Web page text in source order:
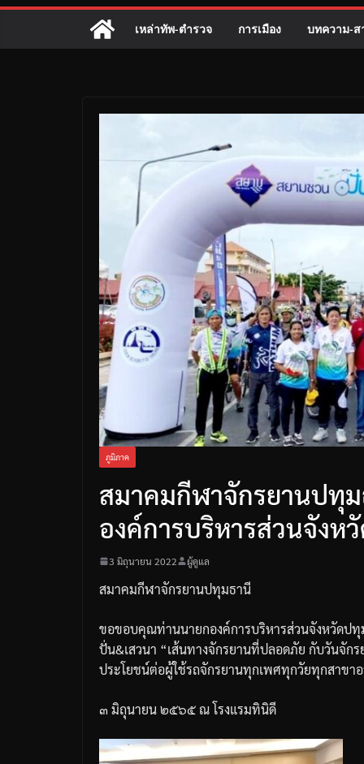
เหล่าทัพ-ตำรวจ การเมือง บทความ-ส
ภูมิภาค
สมาคมกีฬาจักรยานปทุ
องค์การบริหารส่วนจังห
3 มิถุนายน 2022 ผู้ดูแล
สมาคมกีฬาจักรยานปทุมธานี
ขอขอบคุณท่านนายกองค์การบริหารส่วนจังหวัดป
ปั่น&เสวนา “เส้นทางจักรยานที่ปลอดภัย กับวันจักร
ประโยชน์ต่อผู้ใช้รถจักรยานทุกเพศทุกวัยทุกสาขา
๓ มิถุนายน๒๕๖๕ณโรงแรมทินิดี